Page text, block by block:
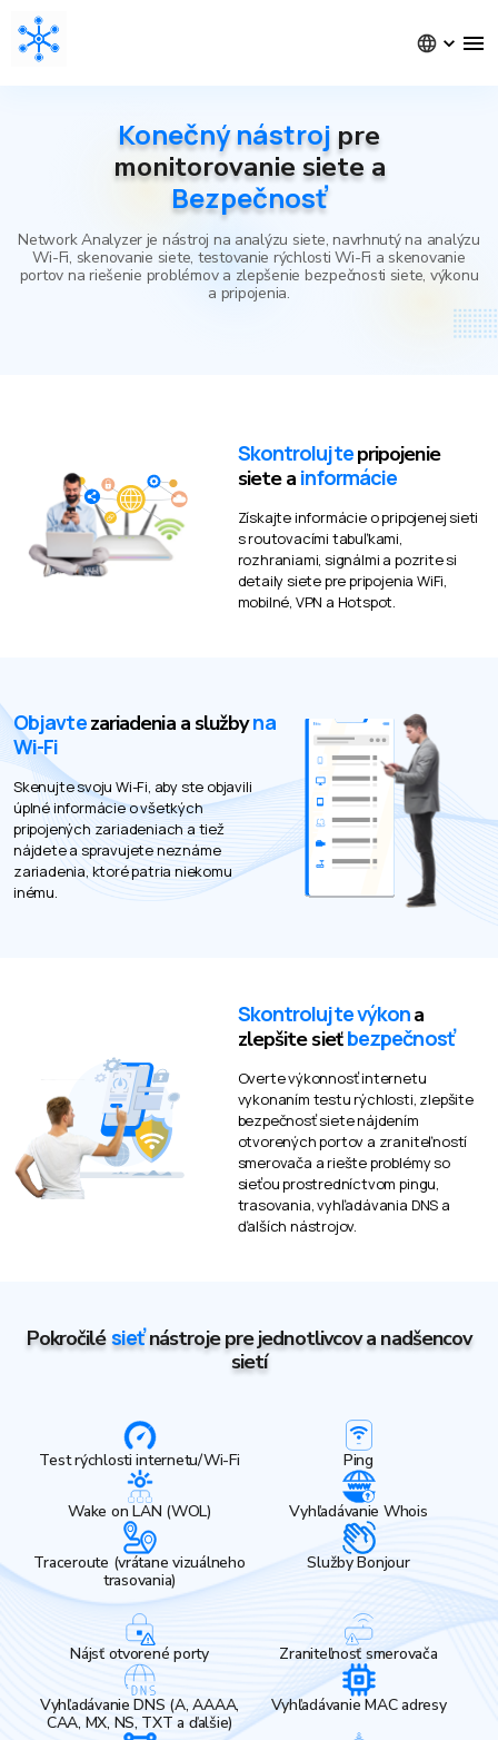
Konečný nástroj pre
monitorovanie siete a
Bezpečnosť
Network Analyzer je nástroj na analýzu siete, navrhnutý na analýzu
Wi-Fi, skenovanie siete, testovanie rýchlosti Wi-Fi a skenovanie
portov na riešenie problémov a zlepšenie bezpečnosti siete, výkonu
a pripojenia.
Skontrolujtepripojenie
siete a informácie
Získajte informácie o pripojenej sieti
s routovacími tabuľkami,
rozhraniami, signálmi a pozrite si
detaily siete pre pripojenia WiFi,
mobilné, VPN a Hotspot.
Objavtezariadenia a službyna
Wi-Fi
Skenujte svoju Wi-Fi, aby ste objavili
úplné informácie o všetkých
pripojených zariadeniach a tiež
nájdete a spravujete neznáme
zariadenia, ktoré patria niekomu
inému.
Skontrolujte výkona
zlepšite sieťbezpečnosť
Overte výkonnosť internetu
vykonaním testu rýchlosti, zlepšite
bezpečnosť siete nájdením
otvorených portov a zraniteľností
smerovača a riešte problémy so
sieťou prostredníctvom pingu,
trasovania, vyhľadávania DNS a
ďalších nástrojov.
Pokročilésieť nástroje pre jednotlivcov a nadšencov
sietí
Test rýchlosti internetu/Wi-Fi Ping
Wake on LAN (WOL) Vyhľadávanie Whois
Traceroute (vrátane vizuálneho
trasovania)
Služby Bonjour
Nájsť otvorené porty Zraniteľnosť smerovača
Vyhľadávanie DNS (A, AAAA,
CAA, MX, NS, TXT a ďalšie)
Vyhľadávanie MAC adresy